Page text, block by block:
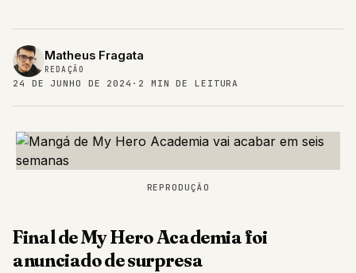
Matheus Fragata
REDAÇÃO
24 DE JUNHO DE 2024 · 2 MIN DE LEITURA
REPRODUÇÃO
Final de My Hero Academia foi
anunciado de surpresa